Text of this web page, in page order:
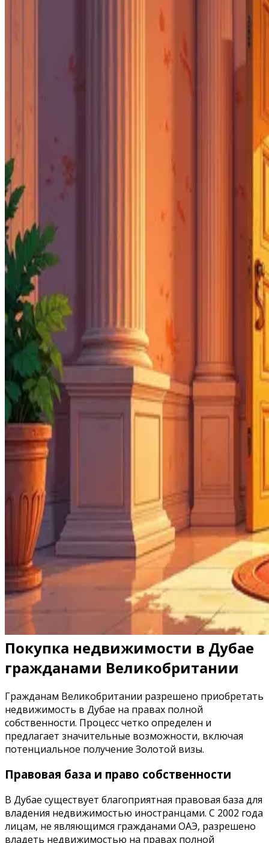
Покупка недвижимости в Дубае
гражданами Великобритании
Гражданам Великобритании разрешено приобретать
недвижимость в Дубае на правах полной
собственности. Процесс четко определен и
предлагает значительные возможности, включая
потенциальное получение Золотой визы.
Правовая база и право собственности
В Дубае существует благоприятная правовая база для
владения недвижимостью иностранцами. С 2002 года
лицам, не являющимся гражданами ОАЭ, разрешено
владеть недвижимостью на правах полной